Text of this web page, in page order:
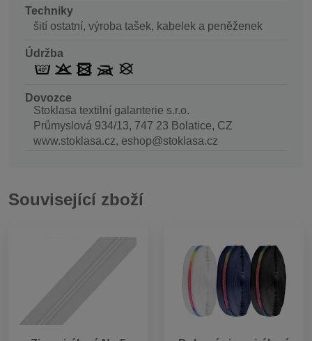
Techniky
šití ostatní, výroba tašek, kabelek a peněženek
Údržba
Dovozce
Stoklasa textilní galanterie s.r.o.
Průmyslová 934/13, 747 23 Bolatice, CZ
www.stoklasa.cz, eshop@stoklasa.cz
Související zboží